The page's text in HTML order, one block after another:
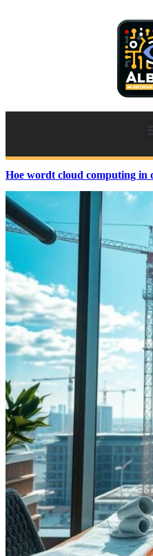
Hoe wordt cloud computing in